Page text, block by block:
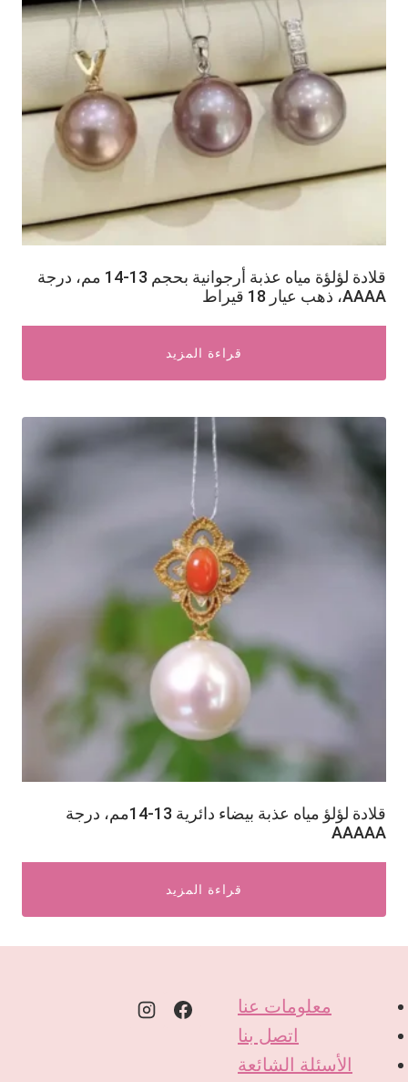
قلادة لؤلؤة مياه عذبة أرجوانية بحجم 13-14 مم، درجة
AAAA، ذهب عيار 18 قيراط
قراءة المزيد
قلادة لؤلؤ مياه عذبة بيضاء دائرية 13-14مم، درجة
AAAAA
قراءة المزيد
معلومات عنا
اتصل بنا
الأسئلة الشائعة